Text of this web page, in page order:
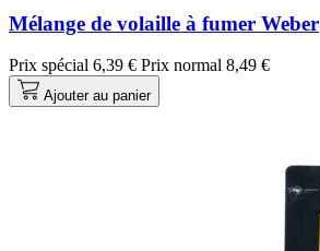
Mélange de volaille à fumer Weber
Prix spécial 6,39 € Prix normal 8,49 €
Ajouter au panier